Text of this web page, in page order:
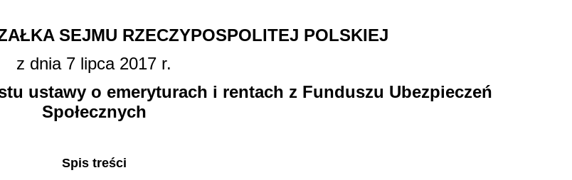
SEJMU RZECZYPOSPOLITEJ POLSKIEJ
z dnia 7 lipca 2017 r.
ustawy o emeryturach i rentach z Funduszu Ubezpieczeń
Społecznych
Spis treści